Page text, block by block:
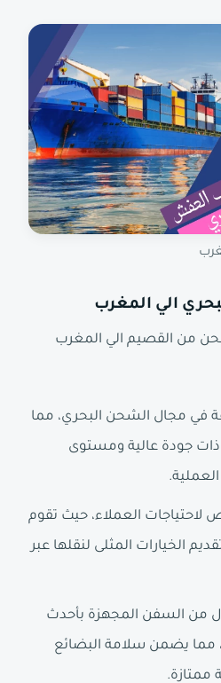
الي المغرب
من القصيم الي المغرب
في مجال الشحن البحري، مما
جودة عالية ومستوى
العملاء، حيث تقوم
الخيارات المثلى لنقلها عبر
من السفن المجهزة بأحدث
مما يضمن سلامة البضائع
ممتازة.